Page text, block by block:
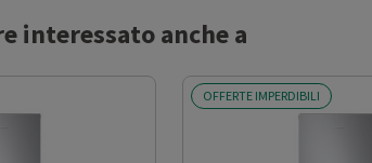
SN-T
interessato anche a
OFFERTE IMPERDIBILI